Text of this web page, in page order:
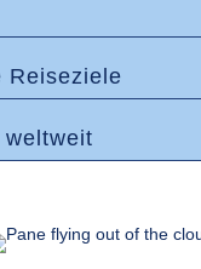
Reiseziele
weltweit